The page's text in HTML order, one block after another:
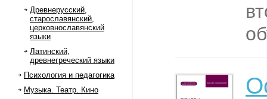
Древнерусский,
старославянский,
церковнославянский
языки
Латинский,
древнегреческий языки
Психология и педагогика
Музыка. Театр. Кино